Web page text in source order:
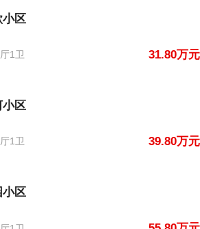
小区
1卫 31.80万元
小区
1卫 39.80万元
小区